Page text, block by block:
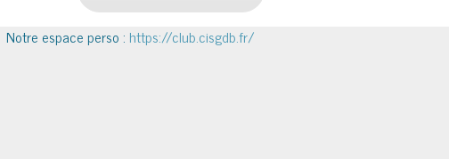
Notre espace perso : https://club.cisgdb.fr/